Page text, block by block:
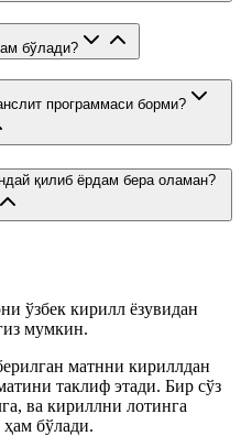
бўлади?
программаси борми?
қилиб ёрдам бера оламан?
ўзбек кирилл ёзувидан
мумкин.
матнни кириллдан
таклиф этади. Бир сўз
ва кириллни лотинга
бўлади.